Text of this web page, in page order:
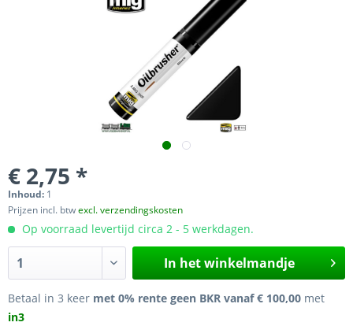
€ 2,75 *
Inhoud: 1
Prijzen incl. btwexcl. verzendingskosten
Op voorraad levertijd circa 2 - 5 werkdagen.
In het winkelmandje
Betaal in 3 keer met 0% rente geen BKR vanaf € 100,00 met
in3